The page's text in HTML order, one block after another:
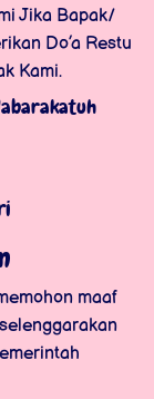
Jika Bapak/
Do’a Restu
Kami.
maaf